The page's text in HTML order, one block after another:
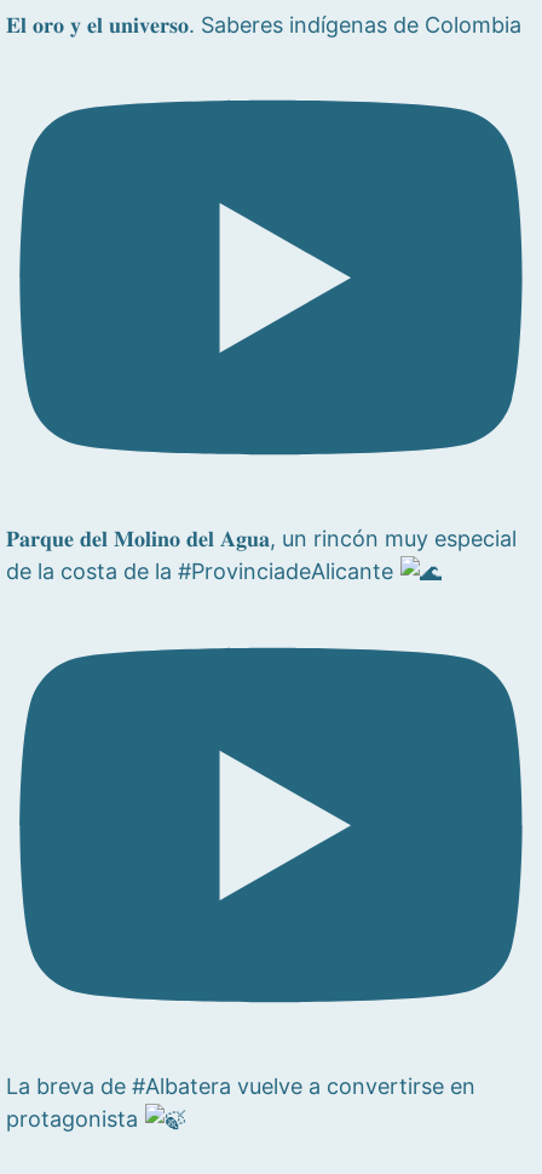
𝐄𝐥 𝐨𝐫𝐨 𝐲 𝐞𝐥 𝐮𝐧𝐢𝐯𝐞𝐫𝐬𝐨. Saberes indígenas de Colombia
𝐏𝐚𝐫𝐪𝐮𝐞 𝐝𝐞𝐥 𝐌𝐨𝐥𝐢𝐧𝐨 𝐝𝐞𝐥 𝐀𝐠𝐮𝐚, un rincón muy especial
de la costa de la #ProvinciadeAlicante
La breva de #Albatera vuelve a convertirse en
protagonista